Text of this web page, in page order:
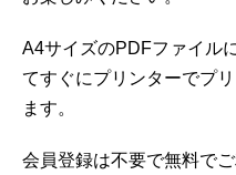
A4サイズのPDFファイル
てすぐにプリンターでプ
ます。
会員登録は不要で無料で